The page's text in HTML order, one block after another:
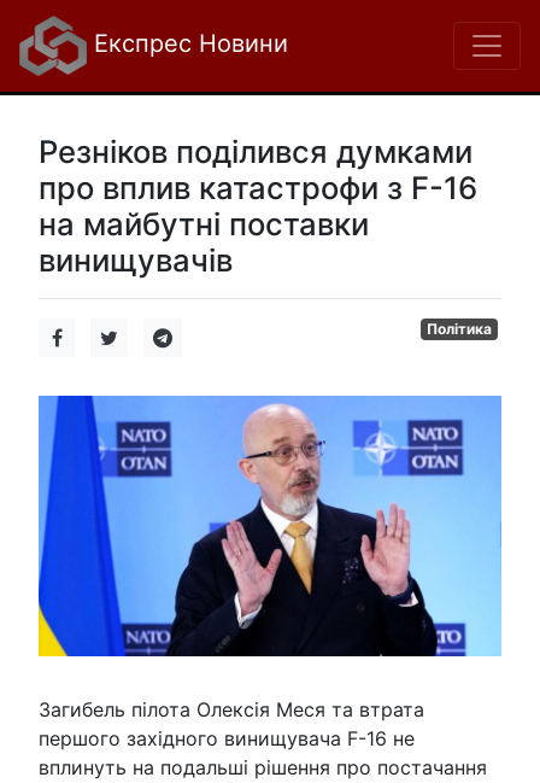
Експрес Новини
Резніков поділився думками
про вплив катастрофи з F-16
на майбутні поставки
винищувачів
Політика
Загибель пілота Олексія Меся та втрата
першого західного винищувача F-16 не
вплинуть на подальші рішення про постачання